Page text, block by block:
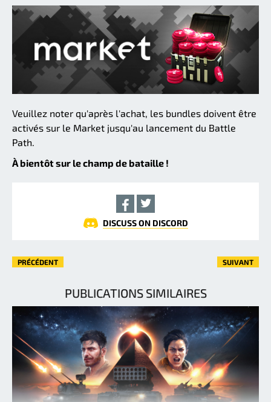
Veuillez noter qu'après l'achat, les bundles doivent être
activés sur le Market jusqu'au lancement du Battle
Path.
À bientôt sur le champ de bataille !
DISCUSS ON DISCORD
PRÉCÉDENT SUIVANT
PUBLICATIONS SIMILAIRES